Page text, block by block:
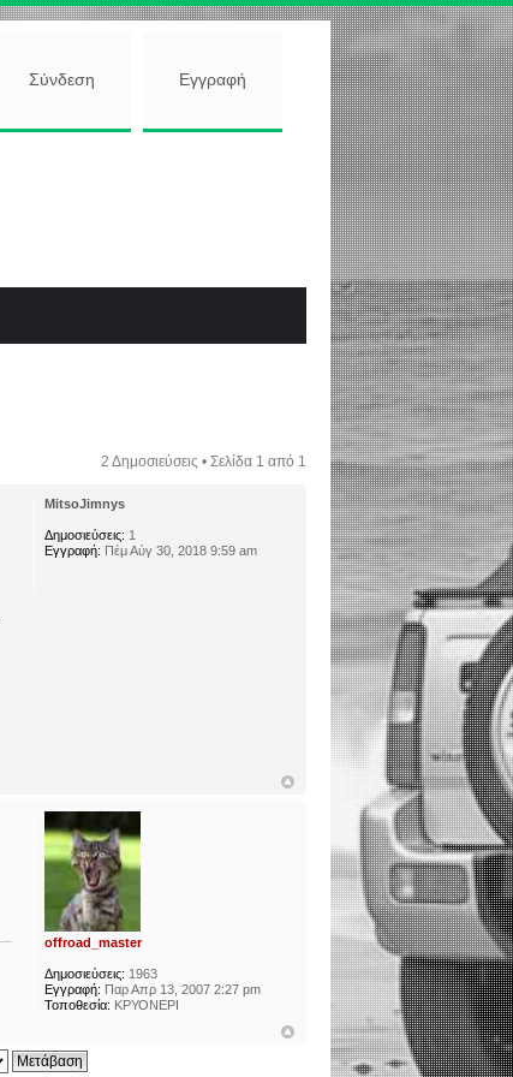
Σύνδεση Εγγραφή
2 Δημοσιεύσεις • Σελίδα 1 από 1
MitsoJimnys
Δημοσιεύσεις: 1
Εγγραφή: Πέμ Αύγ 30, 2018 9:59 am
offroad_master
Δημοσιεύσεις: 1963
Εγγραφή: Παρ Απρ 13, 2007 2:27 pm
Τοποθεσία: ΚΡΥΟΝΕΡΙ